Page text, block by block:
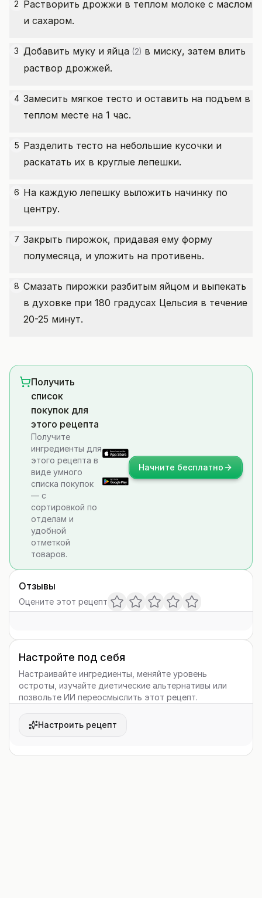
2 Растворить дрожжи в теплом молоке с маслом
и сахаром.
3 Добавить муку и яйца (2) в миску, затем влить
раствор дрожжей.
4 Замесить мягкое тесто и оставить на подъем в
теплом месте на 1 час.
5 Разделить тесто на небольшие кусочки и
раскатать их в круглые лепешки.
6 На каждую лепешку выложить начинку по
центру.
7 Закрыть пирожок, придавая ему форму
полумесяца, и уложить на противень.
8 Смазать пирожки разбитым яйцом и выпекать
в духовке при 180 градусах Цельсия в течение
20-25 минут.
Получить
список
покупок для
этого рецепта
Получите
ингредиенты для
этого рецепта в
виде умного
списка покупок
— с
сортировкой по
отделам и
удобной
отметкой
товаров.
Начните бесплатно
Отзывы
Оцените этот рецепт
Настройте под себя
Настраивайте ингредиенты, меняйте уровень
остроты, изучайте диетические альтернативы или
позвольте ИИ переосмыслить этот рецепт.
Настроить рецепт